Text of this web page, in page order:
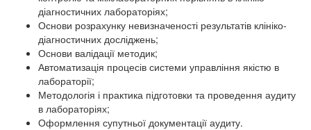
діагностичних лабораторіях;
Основи розрахунку невизначеності результатів клініко-
діагностичних досліджень;
Основи валідації методик;
Автоматизація процесів системи управління якістю в
лабораторії;
Методологія і практика підготовки та проведення аудиту
в лабораторіях;
Оформлення супутньої документації аудиту.